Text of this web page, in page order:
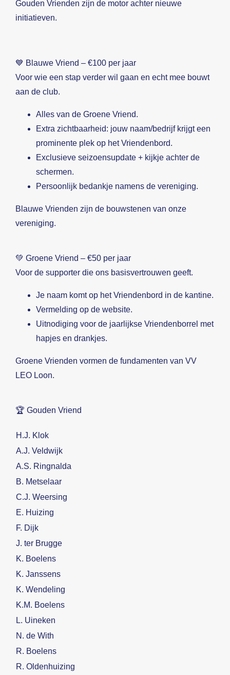
Gouden Vrienden zijn de motor achter nieuwe
initiatieven.
💙 Blauwe Vriend – €100 per jaar
Voor wie een stap verder wil gaan en echt mee bouwt
aan de club.
Alles van de Groene Vriend.
Extra zichtbaarheid: jouw naam/bedrijf krijgt een
prominente plek op het Vriendenbord.
Exclusieve seizoensupdate + kijkje achter de
schermen.
Persoonlijk bedankje namens de vereniging.
Blauwe Vrienden zijn de bouwstenen van onze
vereniging.
💚 Groene Vriend – €50 per jaar
Voor de supporter die ons basisvertrouwen geeft.
Je naam komt op het Vriendenbord in de kantine.
Vermelding op de website.
Uitnodiging voor de jaarlijkse Vriendenborrel met
hapjes en drankjes.
Groene Vrienden vormen de fundamenten van VV
LEO Loon.
🏆 Gouden Vriend
H.J. Klok
A.J. Veldwijk
A.S. Ringnalda
B. Metselaar
C.J. Weersing
E. Huizing
F. Dijk
J. ter Brugge
K. Boelens
K. Janssens
K. Wendeling
K.M. Boelens
L. Uineken
N. de With
R. Boelens
R. Oldenhuizing